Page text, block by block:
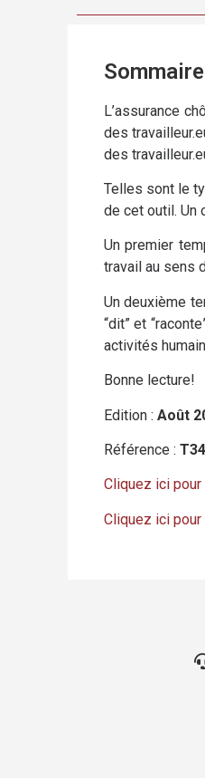
Sommaire
L’assurance
des
des
Telles sont le
de cet outil. Un
Un premier
travail au sens
Un deuxième
“dit” et
activités
Bonne lecture!
Edition : Août
Référence : T34
Cliquez ici
Cliquez ici